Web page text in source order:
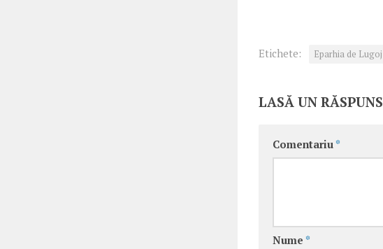
Etichete: Eparhia de Lugoj
LASĂ UN RĂSPUNS
Comentariu *
Nume *